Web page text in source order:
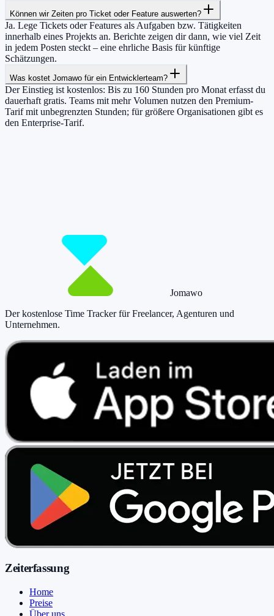
Können wir Zeiten pro Ticket oder Feature auswerten?
Ja. Lege Tickets oder Features als Aufgaben bzw. Tätigkeiten
innerhalb eines Projekts an. Berichte zeigen dir dann, wie viel Zeit
in jedem Posten steckt – eine ehrliche Basis für künftige
Schätzungen.
Was kostet Jomawo für ein Entwicklerteam?
Der Einstieg ist kostenlos: Bis zu 160 Stunden pro Monat erfasst du
dauerhaft gratis. Teams mit mehr Volumen nutzen den Premium-
Tarif mit unbegrenzten Stunden; für größere Organisationen gibt es
den Enterprise-Tarif.
Jomawo
Der kostenlose Time Tracker für Freelancer, Agenturen und
Unternehmen.
Zeiterfassung
Home
Preise
Über uns